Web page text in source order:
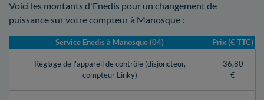
Voici les montants d'Enedis pour un changement de
puissance sur votre compteur à Manosque :
Service Enedis à Manosque (04) Prix (€ TTC)
Réglage de l’appareil de contrôle (disjoncteur,
compteur Linky)
36,80
€